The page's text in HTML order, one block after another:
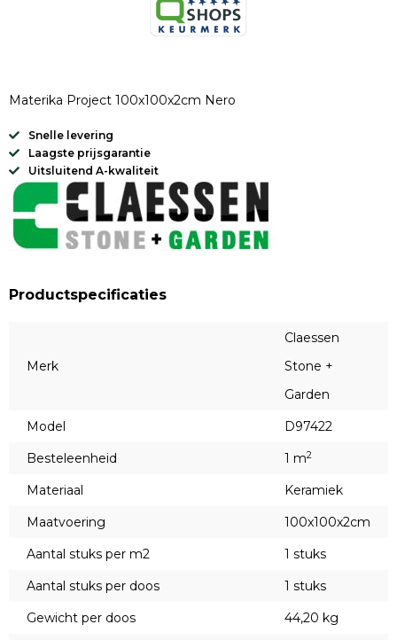
Materika Project 100x100x2cm Nero
Snelle levering
Laagste prijsgarantie
Uitsluitend A-kwaliteit
Productspecificaties
Merk
Claessen
Stone +
Garden
Model
D97422
Besteleenheid
1 m2
Materiaal
Keramiek
Maatvoering
100x100x2cm
Aantal stuks per m2
1 stuks
Aantal stuks per doos
1 stuks
Gewicht per doos
44,20 kg